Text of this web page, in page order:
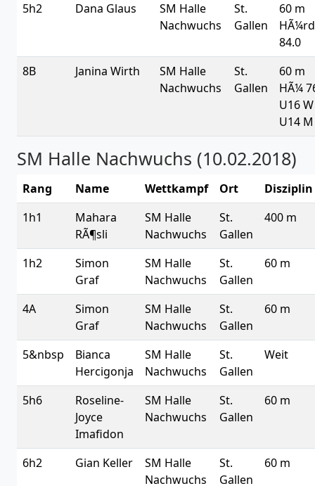
5h2
Dana Glaus
SM Halle
Nachwuchs
St.
Gallen
60 m
84.0
8B
Janina Wirth
SM Halle
Nachwuchs
St.
Gallen
60 m
HÃ¼
U16
U14 M
SM Halle Nachwuchs (10.02.2018)
Rang Name Wettkampf Ort
Disziplin
1h1
Mahara
RÃ¶sli
SM Halle
Nachwuchs
St.
Gallen
400 m
1h2
Simon
Graf
SM Halle
Nachwuchs
St.
Gallen
60 m
4A
Simon
Graf
SM Halle
Nachwuchs
St.
Gallen
60 m
5&nbsp
Bianca
Hercigonja
SM Halle
Nachwuchs
St.
Gallen
Weit
5h6
Roseline-
Joyce
Imafidon
SM Halle
Nachwuchs
St.
Gallen
60 m
6h2 Gian Keller
SM Halle
Nachwuchs
St.
Gallen
60 m